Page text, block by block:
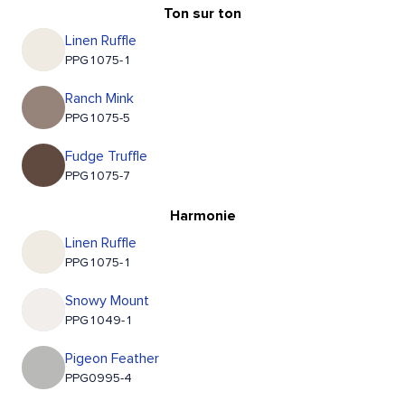
Ton sur ton
Linen Ruffle
PPG1075-1
Ranch Mink
PPG1075-5
Fudge Truffle
PPG1075-7
Harmonie
Linen Ruffle
PPG1075-1
Snowy Mount
PPG1049-1
Pigeon Feather
PPG0995-4